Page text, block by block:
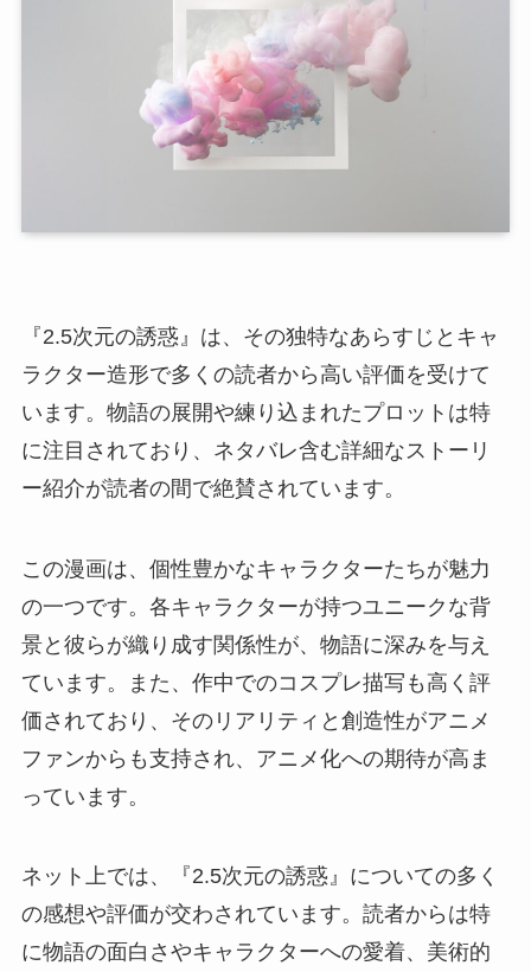
『2.5次元の誘惑』は、その独特なあらすじとキャ
ラクター造形で多くの読者から高い評価を受けて
います。物語の展開や練り込まれたプロットは特
に注目されており、ネタバレ含む詳細なストーリ
ー紹介が読者の間で絶賛されています。
この漫画は、個性豊かなキャラクターたちが魅力
の一つです。各キャラクターが持つユニークな背
景と彼らが織り成す関係性が、物語に深みを与え
ています。また、作中でのコスプレ描写も高く評
価されており、そのリアリティと創造性がアニメ
ファンからも支持され、アニメ化への期待が高ま
っています。
ネット上では、『2.5次元の誘惑』についての多く
の感想や評価が交わされています。読者からは特
に物語の面白さやキャラクターへの愛着、美術的